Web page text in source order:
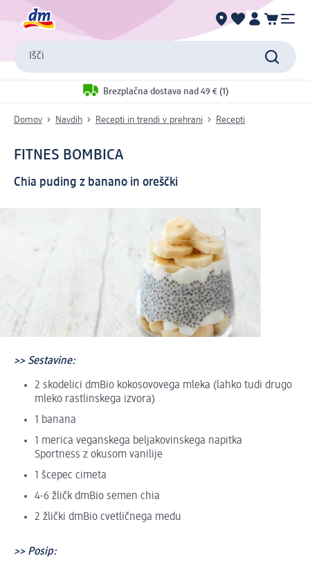
Išči
Brezplačna dostava nad 49 € (1)
Domov Navdih Recepti in trendi v prehrani Recepti
FITNES BOMBICA
Chia puding z banano in oreščki
>> Sestavine:
2 skodelici dmBio kokosovovega mleka (lahko tudi drugo
mleko rastlinskega izvora)
1 banana
1 merica veganskega beljakovinskega napitka
Sportness z okusom vanilije
1 šcepec cimeta
4-6 žličk dmBio semen chia
2 žlički dmBio cvetličnega medu
>> Posip: